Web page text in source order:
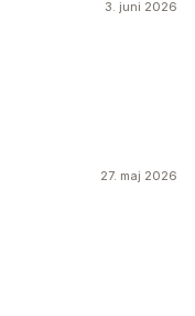
3. juni 2026
27. maj 2026